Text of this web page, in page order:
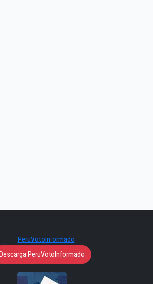
Descarga PeruVotoInformado